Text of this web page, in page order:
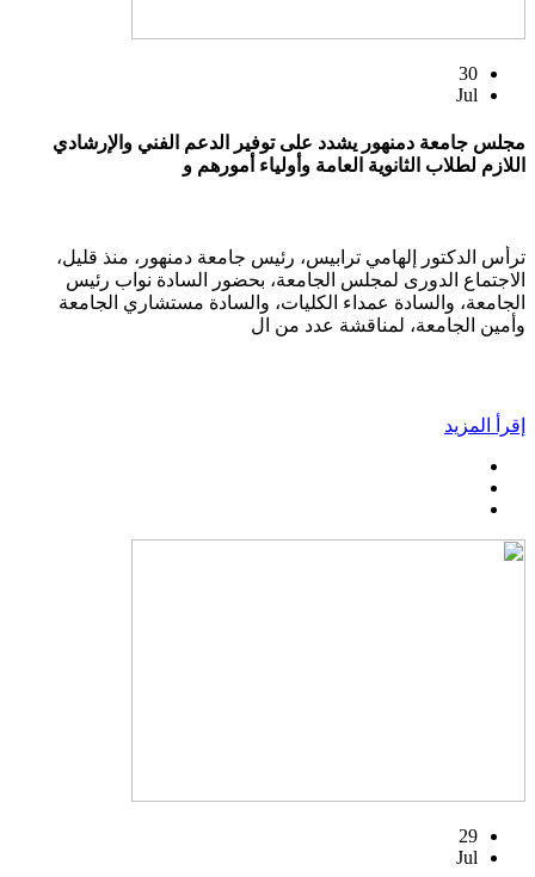
30
Jul
مجلس جامعة دمنهور يشدد على توفير الدعم الفني والإرشادي
اللازم لطلاب الثانوية العامة وأولياء أمورهم و
ترأس الدكتور إلهامي ترابيس، رئيس جامعة دمنهور، منذ قليل،
الاجتماع الدورى لمجلس الجامعة، بحضور السادة نواب رئيس
الجامعة، والسادة عمداء الكليات، والسادة مستشاري الجامعة
وأمين الجامعة، لمناقشة عدد من ال
إقرأ المزيد
29
Jul